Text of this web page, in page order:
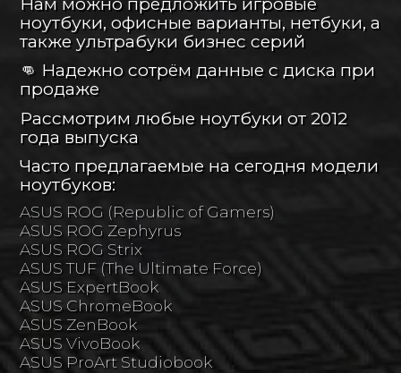
ноутбуки, офисные варианты, нетбуки, а
также ультрабуки бизнес серий
👊 Надежно сотрём данные с диска при
продаже
Рассмотрим любые ноутбуки от 2012
года выпуска
Часто предлагаемые на сегодня модели
ноутбуков:
ASUS ROG (Republic of Gamers)
ASUS ROG Zephyrus
ASUS ROG Strix
ASUS TUF (The Ultimate Force)
ASUS ExpertBook
ASUS ChromeBook
ASUS ZenBook
ASUS VivoBook
ASUS ProArt Studiobook